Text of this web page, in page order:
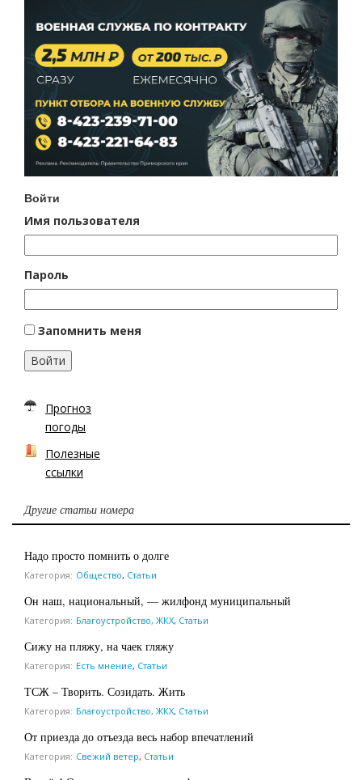
Войти
Имя пользователя
Пароль
Запомнить меня
Войти
Прогноз
погоды
Полезные
ссылки
Другие статьи номера
Надо просто помнить о долге
Категория: Общество, Статьи
Он наш, национальный, — жилфонд муниципальный
Категория: Благоустройство, ЖКХ, Статьи
Сижу на пляжу, на чаек гляжу
Категория: Есть мнение, Статьи
ТСЖ – Творить. Созидать. Жить
Категория: Благоустройство, ЖКХ, Статьи
От приезда до отъезда весь набор впечатлений
Категория: Свежий ветер, Статьи